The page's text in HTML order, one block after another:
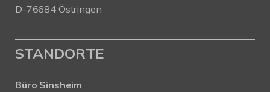
D-76684 Östringen
STANDORTE
Büro Sinsheim